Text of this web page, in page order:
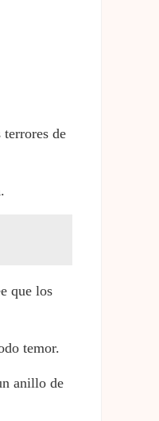
de
.
que los
temor.
anillo de